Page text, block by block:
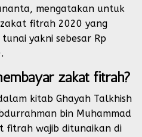
mengatakan untuk
fitrah 2020 yang
yakni sebesar Rp
zakat fitrah?
kitab Ghayah Talkhish
bin Muhammad
fitrah wajib ditunaikan di